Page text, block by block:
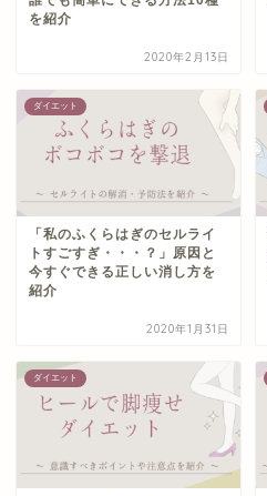
を紹介
2020年2月13日
ダイエット
「私のふくらはぎのセルライ
トすごすぎ・・・？」原因と
今すぐできる正しい消し方を
紹介
2020年1月31日
ダイエット